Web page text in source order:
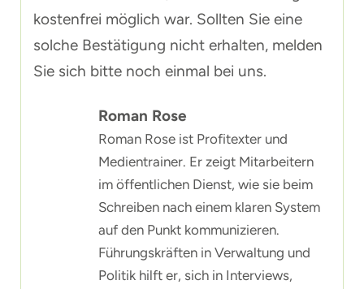
kostenfrei möglich war. Sollten Sie eine
solche Bestätigung nicht erhalten, melden
Sie sich bitte noch einmal bei uns.
Roman Rose
Roman Rose ist Profitexter und
Medientrainer. Er zeigt Mitarbeitern
im öffentlichen Dienst, wie sie beim
Schreiben nach einem klaren System
auf den Punkt kommunizieren.
Führungskräften in Verwaltung und
Politik hilft er, sich in Interviews,